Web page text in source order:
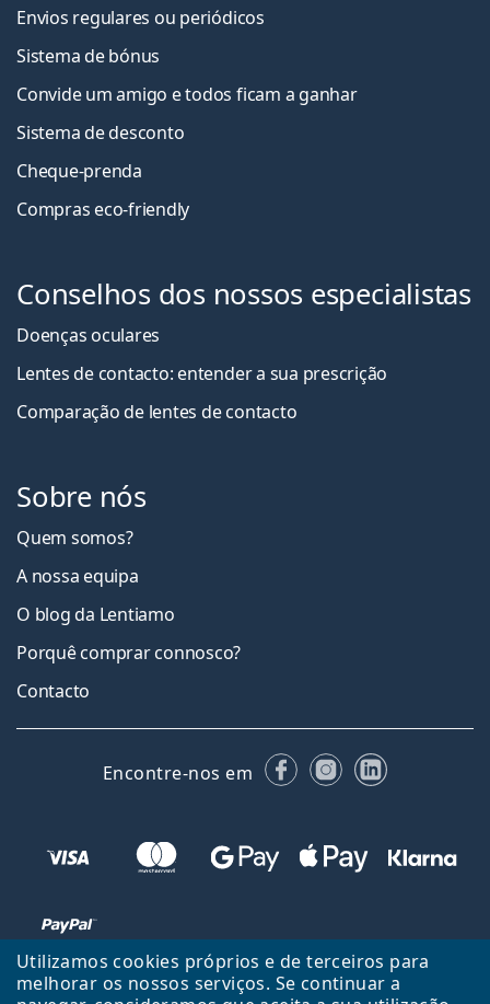
Utilizamos cookies próprios e de terceiros para
melhorar os nossos serviços. Se continuar a
Envios regulares ou periódicos
Sistema de bónus
Convide um amigo e todos ficam a ganhar
Sistema de desconto
Cheque-prenda
Compras eco-friendly
Conselhos dos nossos especialistas
Doenças oculares
Lentes de contacto: entender a sua prescrição
Comparação de lentes de contacto
Sobre nós
Quem somos?
A nossa equipa
O blog da Lentiamo
Porquê comprar connosco?
Contacto
Encontre-nos em FacebookInstagram
LinkedIn